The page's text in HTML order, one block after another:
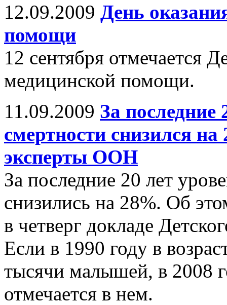
12.09.2009 День
помощи
12 сентября отмечается
медицинской помощи.
11.09.2009 За последние
смертности снизился
эксперты ООН
За последние 20 лет
снизились на 28%. Об
в четверг докладе
Если в 1990 году в
тысячи малышей, в 2008
отмечается в нем.